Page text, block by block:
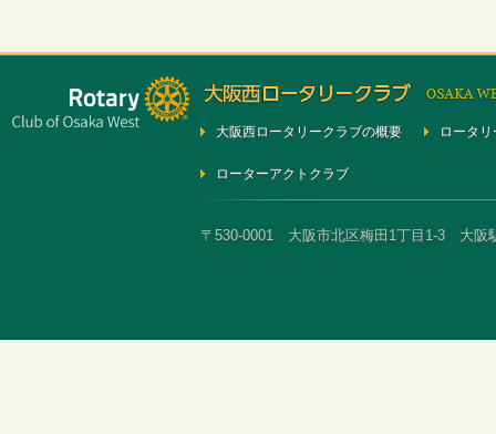
大阪西ロータリークラブの概要 ロータ
ローターアクトクラブ
〒530-0001 大阪市北区梅田1丁目1-3 大阪